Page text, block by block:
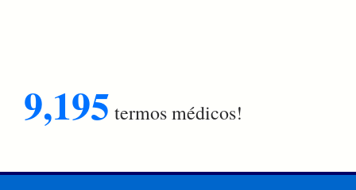
9,195 termos médicos!